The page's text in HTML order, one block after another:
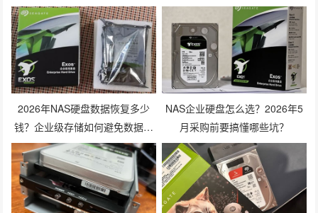
2026年NAS硬盘数据恢复多少
钱？企业级存储如何避免数据丢
失风险？
NAS企业硬盘怎么选？2026年5
月采购前要搞懂哪些坑？